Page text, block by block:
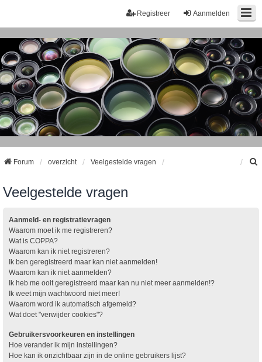
Aanmelden
Registreer
Forum overzicht Veelgestelde vragen
Veelgestelde vragen
Aanmeld- en registratievragen
Waarom moet ik me registreren?
Wat is COPPA?
Waarom kan ik niet registreren?
Ik ben geregistreerd maar kan niet aanmelden!
Waarom kan ik niet aanmelden?
Ik heb me ooit geregistreerd maar kan nu niet meer aanmelden!?
Ik weet mijn wachtwoord niet meer!
Waarom word ik automatisch afgemeld?
Wat doet "verwijder cookies"?
Gebruikersvoorkeuren en instellingen
Hoe verander ik mijn instellingen?
Hoe kan ik onzichtbaar zijn in de online gebruikers lijst?